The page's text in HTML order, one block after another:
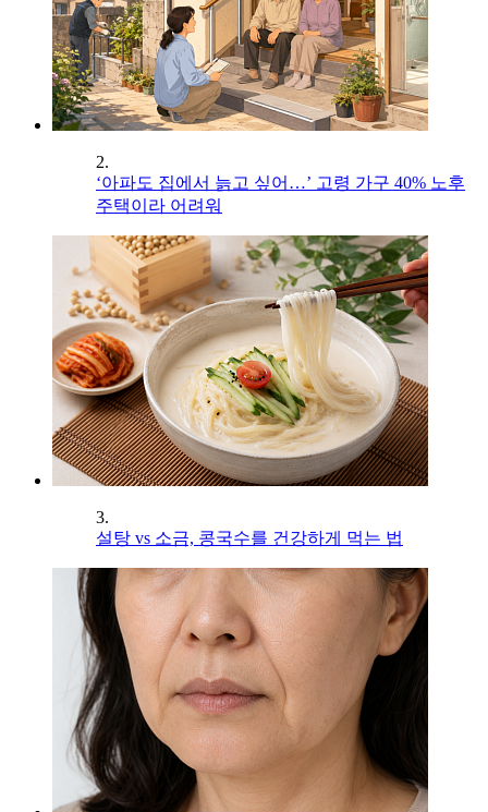
2.
‘아파도 집에서 늙고 싶어…’ 고령 가구 40% 노후
주택이라 어려워
3.
설탕 vs 소금, 콩국수를 건강하게 먹는 법